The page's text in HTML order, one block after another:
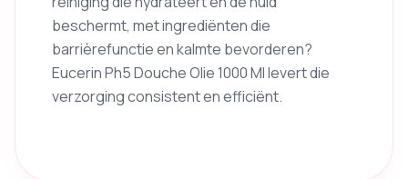
beschermt, met ingrediënten die
barrièrefunctie en kalmte bevorderen?
Eucerin Ph5 Douche Olie 1000 Ml levert die
verzorging consistent en efficiënt.